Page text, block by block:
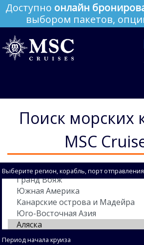
Доступно онлайн
выбором пакетов,
Поиск морских
MSC
Выберите регион, корабль, порт
Период начала круиза